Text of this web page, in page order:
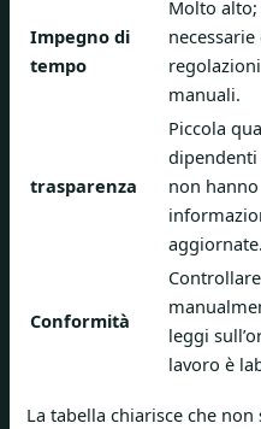
Impegno di
tempo
Molto alto;
regolazioni
manuali.
trasparenza
Piccola
dipendenti
non hanno
aggiornate.
Conformità
Controllare
leggi
lavoro è
La tabella chiarisce che